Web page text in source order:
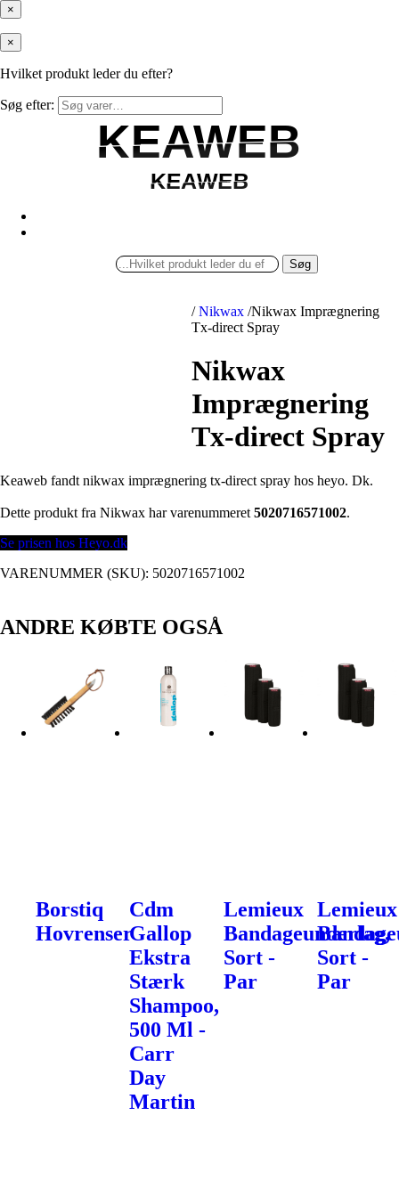
×
×
Hvilket produkt leder du efter?
Søg efter:
KEAWEB
KEAWEB
KEAWEB
KEAWEB
Søg
/ Nikwax /Nikwax Imprægnering
Tx-direct Spray
Nikwax
Imprægnering
Tx-direct Spray
Keaweb fandt nikwax imprægnering tx-direct spray hos heyo. Dk.
Dette produkt fra Nikwax har varenummeret 5020716571002.
Se prisen hos Heyo.dk
VARENUMMER (SKU): 5020716571002
ANDRE KØBTE OGSÅ
Borstiq
Hovrenser
Cdm
Gallop
Ekstra
Stærk
Shampoo,
500 Ml -
Carr
Day
Martin
Lemieux
Bandageunderlag,
Sort -
Par
Lemieux
Sort -
Par